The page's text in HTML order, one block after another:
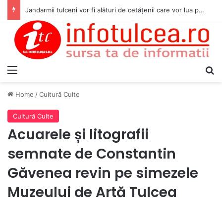
Jandarmii tulceni vor fi alături de cetățenii care vor lua parte la Festivalul Folk Țestos
Home /Cultură Culte
Cultură Culte
Acuarele și litografii
semnate de Constantin
Găvenea revin pe simezele
Muzeului de Artă Tulcea